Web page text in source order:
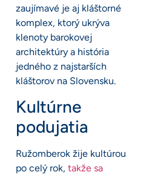
zaujímavé je aj kláštorné
komplex, ktorý ukrýva
klenoty barokovej
architektúry a história
jedného z najstarších
kláštorov na Slovensku.
Kultúrne
podujatia
Ružomberok žije kultúrou
po celý rok, takže sa